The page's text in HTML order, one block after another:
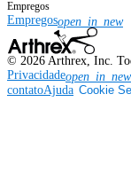
Empregos
Empregosopen_in_new
© 2026 Arthrex, Inc.
Privacidadeopen_in_new
contatoAjuda Cookie